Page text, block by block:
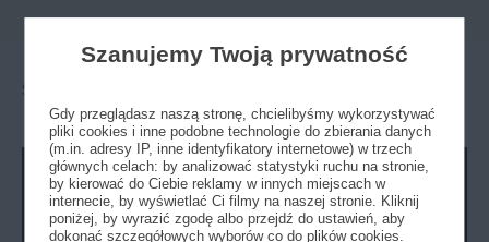
Strona główna
Szanujemy Twoją prywatność
Gdy przeglądasz naszą stronę, chcielibyśmy wykorzystywać
pliki cookies i inne podobne technologie do zbierania danych
(m.in. adresy IP, inne identyfikatory internetowe) w trzech
głównych celach: by analizować statystyki ruchu na stronie,
by kierować do Ciebie reklamy w innych miejscach w
internecie, by wyświetlać Ci filmy na naszej stronie. Kliknij
poniżej, by wyrazić zgodę albo przejdź do ustawień, aby
dokonać szczegółowych wyborów co do plików cookies.